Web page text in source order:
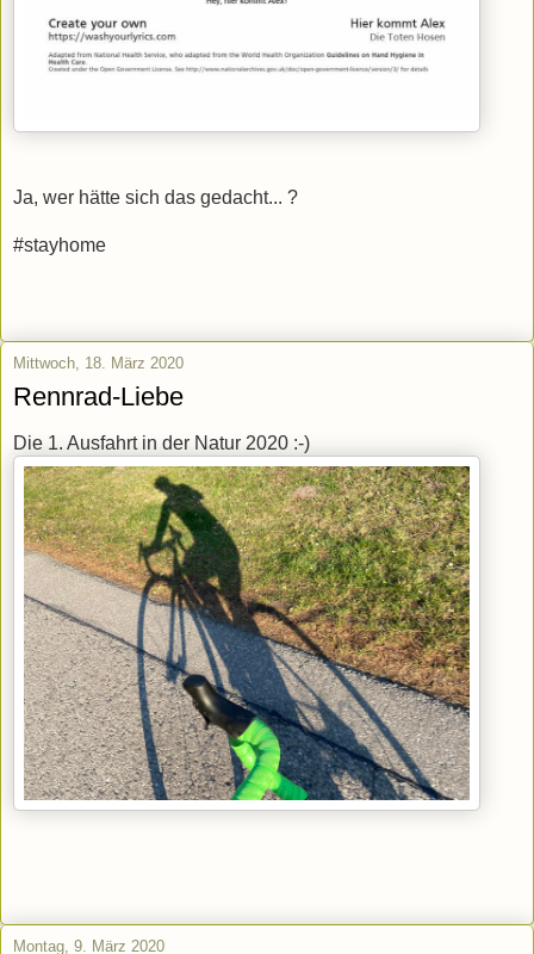
Ja, wer hätte sich das gedacht... ?
#stayhome
Mittwoch, 18. März 2020
Rennrad-Liebe
Die 1. Ausfahrt in der Natur 2020 :-)
Montag, 9. März 2020